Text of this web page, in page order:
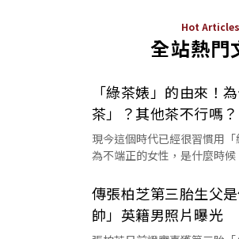
Hot Articles
全站熱門
「綠茶婊」的由來！
茶」？其他茶不行嗎？
現今這個時代已經很習慣用
為不端正的女性，是什麼時
傳張柏芝第三胎生父
帥」英籍男照片曝光